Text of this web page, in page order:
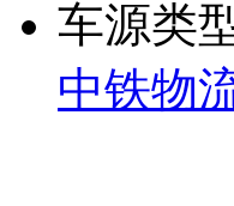
车源类
中铁物